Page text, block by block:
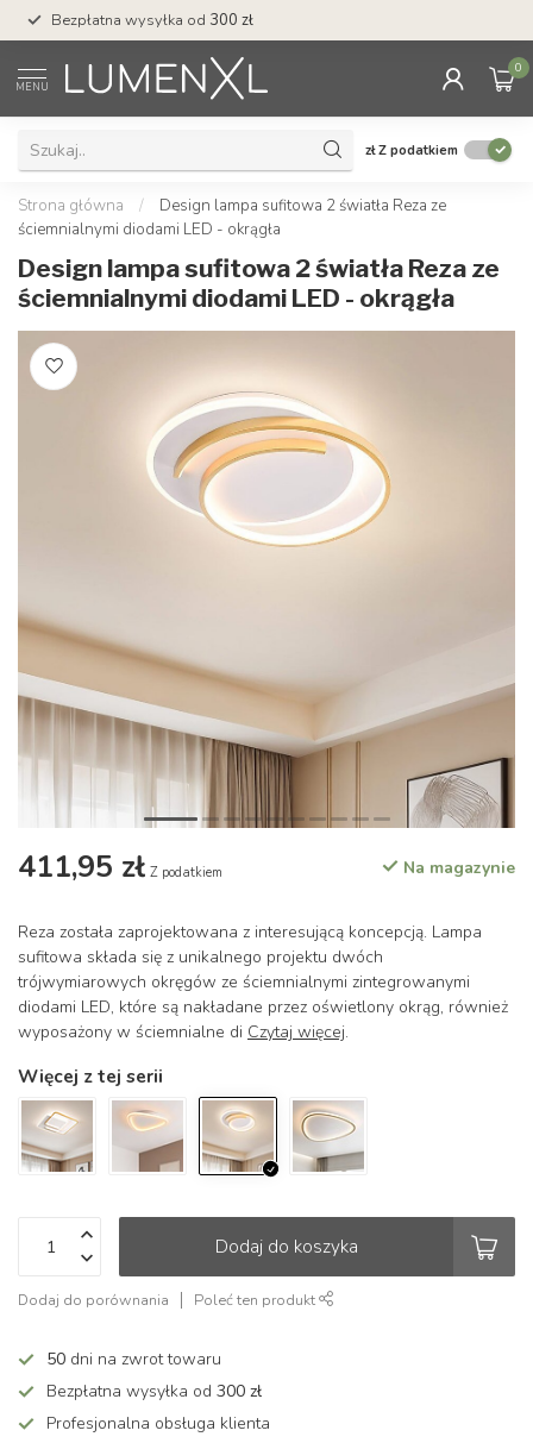
Bezpłatna wysyłka od 300 zł
MENU
0
złZ podatkiem
Strona główna /
Design lampa sufitowa 2 światła Reza ze
ściemnialnymi diodami LED - okrągła
Design lampa sufitowa 2 światła Reza ze
ściemnialnymi diodami LED - okrągła
411,95 zł Z podatkiem Na magazynie
Reza została zaprojektowana z interesującą koncepcją. Lampa
sufitowa składa się z unikalnego projektu dwóch
trójwymiarowych okręgów ze ściemnialnymi zintegrowanymi
diodami LED, które są nakładane przez oświetlony okrąg, również
wyposażony w ściemnialne di Czytaj więcej.
Więcej z tej serii
Dodaj do koszyka
Dodaj do porównania Poleć ten produkt
50 dni na zwrot towaru
Bezpłatna wysyłka od 300 zł
Profesjonalna obsługa klienta